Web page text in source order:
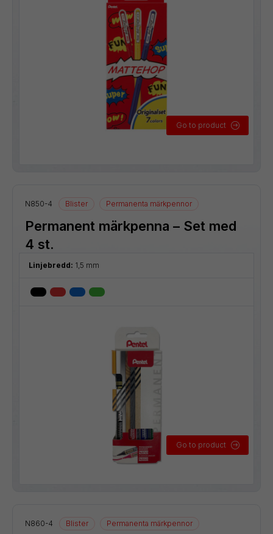
Go to product
N850-4 Blister Permanenta märkpennor
Permanent märkpenna – Set med
4 st.
Linjebredd: 1,5 mm
Go to product
N860-4 Blister Permanenta märkpennor